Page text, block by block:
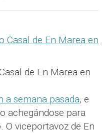
de En Marea en
a semana pasada, e
achegándose para
O viceportavoz de En